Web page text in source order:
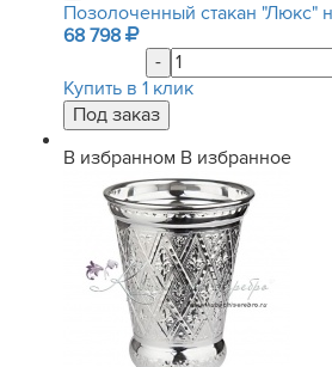
Позолоченный стакан "Люкс"
68 798
-
Купить в 1 клик
В избранном В избранное